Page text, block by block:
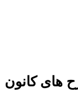
های کانون